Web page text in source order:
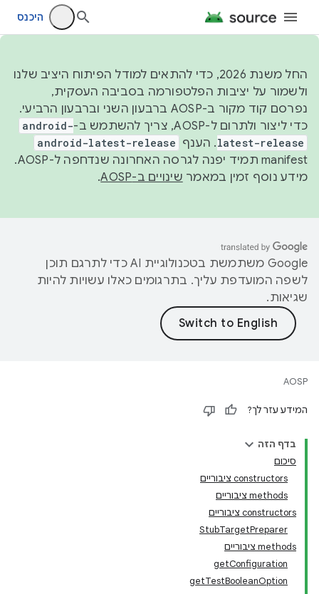
היכנס
החל משנת 2026, כדי להתאים למודל הפיתוח היציב שלנו
ולשמור על יציבות הפלטפורמה בסביבה העסקית,
נפרסם קוד מקור ב-AOSP ברבעון השני וברבעון הרביעי.
כדי ליצור ולתרום ל-AOSP, צריך להשתמש ב-
android-
latest-release. הענף android-latest-release
manifest תמיד יפנה לגרסה האחרונה שנדחפה ל-AOSP.
מידע נוסף זמין במאמר שינויים ב-AOSP .
‫Google משתמשת בטכנולוגיית AI כדי לתרגם תוכן
לשפה המועדפת עליך. בתרגומים כאלו עשויות להיות
שגיאות.
AOSP
המידע עזר לך?
בדף הזה
סיכום
‫constructors ציבוריים
‫methods ציבוריים
‫constructors ציבוריים
StubTargetPreparer
‫methods ציבוריים
getConfiguration
getTestBooleanOption